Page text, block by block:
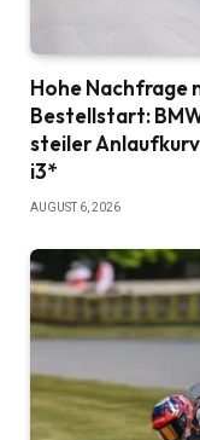
Hohe Nachfrage
Bestellstart:
steiler
i3*
AUGUST 6, 2026